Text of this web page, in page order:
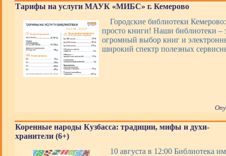
Тарифы на услуги МАУК «МИБС» г. Кемерово
Городские библиотеки
просто книги! Наши библиотеки –
огромный выбор книг и
широкий спектр полезных
Коренные народы Кузбасса: традиции, мифы и духи-
хранители (6+)
10 августа в 12:00 Библиотека